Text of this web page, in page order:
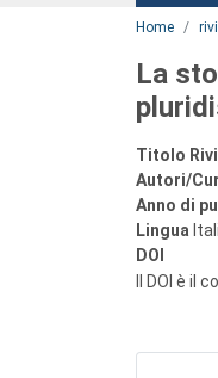
Home
La
Titolo
Autori/
Anno di
Lingua
DOI
Il DOI è il